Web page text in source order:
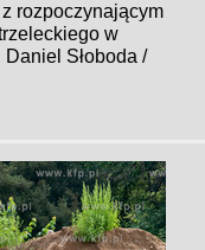
rozpoczynającym
w
Słoboda /